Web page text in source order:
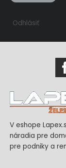
Odhlásiť
V eshope
náradia pre
pre podniky a